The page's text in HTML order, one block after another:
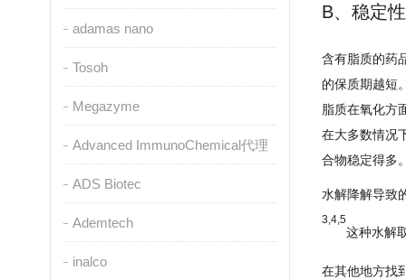
adamas nano
Tosoh
Megazyme
Advanced ImmunoChemical代理
ADS Biotec
Ademtech
inalco
B、稳定性
含有脂质的药
的保质期越短
脂质在氧化方
在大多数情况
合物稳定得多
水解降解导致
3,4,5
这种水解
在其他地方找